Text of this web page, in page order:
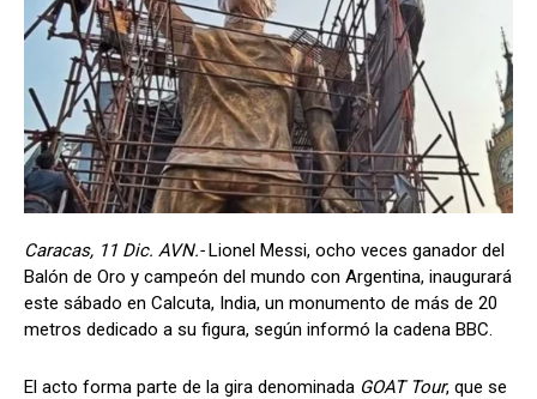
Caracas, 11 Dic. AVN.-Lionel Messi, ocho veces ganador del
Balón de Oro y campeón del mundo con Argentina, inaugurará
este sábado en Calcuta, India, un monumento de más de 20
metros dedicado a su figura, según informó la cadena BBC.
El acto forma parte de la gira denominada GOAT Tour, que se